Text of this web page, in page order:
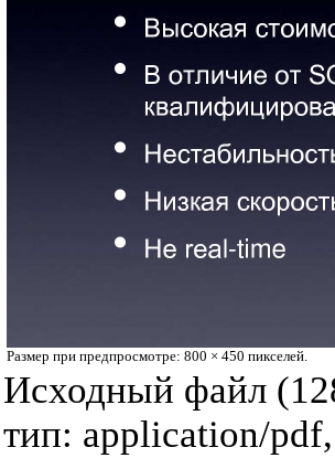
Размер при предпросмотре: 800 × 450 пикселей.
Исходный файл
тип: application/pdf